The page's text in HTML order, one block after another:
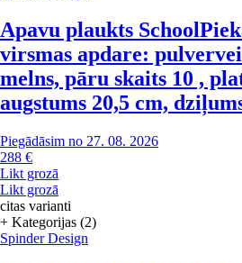
Apavu plaukts School
virsmas apdare:
melns, pāru skaits 10 ,
augstums 20,5 cm,
Piegādāsim no 27. 08. 2026
288 €
Likt grozā
Likt grozā
citas varianti
+ Kategorijas (2)
Spinder Design